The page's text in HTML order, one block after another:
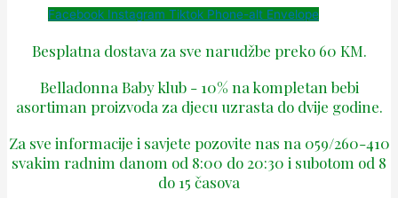
Facebook Instagram Tiktok Phone-alt Envelope
Besplatna dostava za sve narudžbe preko 60 KM.
Belladonna Baby klub - 10% na kompletan bebi
asortiman proizvoda za djecu uzrasta do dvije godine.
Za sve informacije i savjete pozovite nas na 059/260-410
svakim radnim danom od 8:00 do 20:30 i subotom od 8
do 15 časova